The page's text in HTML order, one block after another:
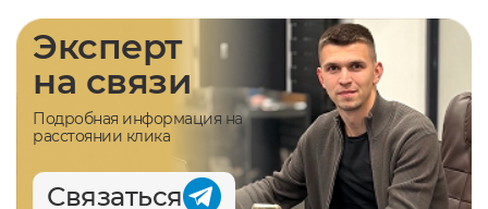
Эксперт
на связи
Подробная информация на
расстоянии клика
Связаться